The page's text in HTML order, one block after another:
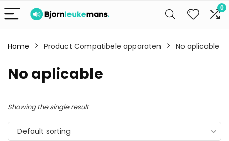
0
Home Product Compatibele apparaten No aplicable
No aplicable
Showing the single result
Default sorting